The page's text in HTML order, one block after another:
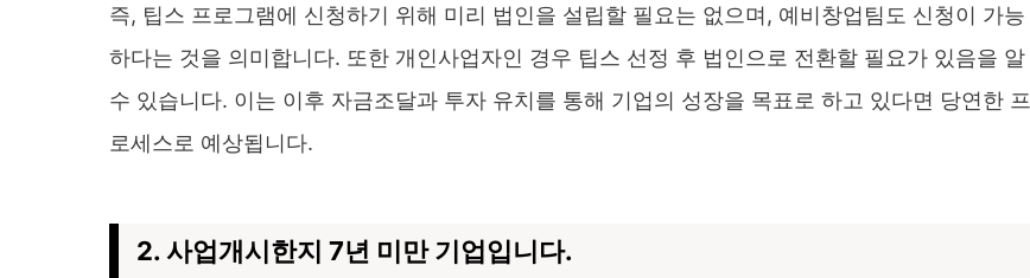
즉, 팁스 프로그램에 신청하기 위해 미리 법인을 설립할 필요는 없으며, 예비창업팀도 신청이 가능
하다는 것을 의미합니다. 또한 개인사업자인 경우 팁스 선정 후 법인으로 전환할 필요가 있음을 알
수 있습니다. 이는 이후 자금조달과 투자 유치를 통해 기업의 성장을 목표로 하고 있다면 당연한 프
로세스로 예상됩니다.
2. 사업개시한지 7년 미만 기업입니다.